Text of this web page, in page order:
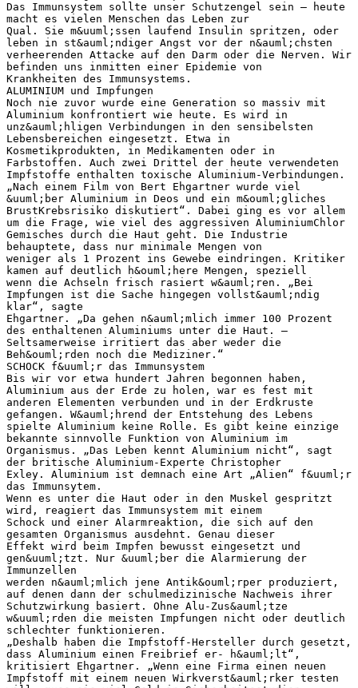
Das Immunsystem sollte unser Schutzengel sein – heute
macht es vielen Menschen das Leben zur
Qual. Sie m&uuml;ssen laufend Insulin spritzen, oder
leben in st&auml;ndiger Angst vor der n&auml;chsten
verheerenden Attacke auf den Darm oder die Nerven. Wir
befinden uns inmitten einer Epidemie von
Krankheiten des Immunsystems.
ALUMINIUM und Impfungen
Noch nie zuvor wurde eine Generation so massiv mit
Aluminium konfrontiert wie heute. Es wird in
unz&auml;hligen Verbindungen in den sensibelsten
Lebensbereichen eingesetzt. Etwa in
Kosmetikprodukten, in Medikamenten oder in
Farbstoffen. Auch zwei Drittel der heute verwendeten
Impfstoffe enthalten toxische Aluminium-Verbindungen.
„Nach einem Film von Bert Ehgartner wurde viel
&uuml;ber Aluminium in Deos und ein m&ouml;gliches
BrustKrebsrisiko diskutiert“. Dabei ging es vor allem
um die Frage, wie viel des aggressiven AluminiumChlor
Gemisches durch die Haut geht. Die Industrie
behauptete, dass nur minimale Mengen von
weniger als 1 Prozent ins Gewebe eindringen. Kritiker
kamen auf deutlich h&ouml;here Mengen, speziell
wenn die Achseln frisch rasiert w&auml;ren. „Bei
Impfungen ist die Sache hingegen vollst&auml;ndig
klar“, sagte
Ehgartner. „Da gehen n&auml;mlich immer 100 Prozent
des enthaltenen Aluminiums unter die Haut. –
Seltsamerweise irritiert das aber weder die
Beh&ouml;rden noch die Mediziner.“
SCHOCK f&uuml;r das Immunsystem
Bis wir vor etwa hundert Jahren begonnen haben,
Aluminium aus der Erde zu holen, war es fest mit
anderen Elementen verbunden und in der Erdkruste
gefangen. W&auml;hrend der Entstehung des Lebens
spielte Aluminium keine Rolle. Es gibt keine einzige
bekannte sinnvolle Funktion von Aluminium im
Organismus. „Das Leben kennt Aluminium nicht“, sagt
der britische Aluminium-Experte Christopher
Exley. Aluminium ist demnach eine Art „Alien“ f&uuml;r
das Immunsytem.
Wenn es unter die Haut oder in den Muskel gespritzt
wird, reagiert das Immunsystem mit einem
Schock und einer Alarmreaktion, die sich auf den
gesamten Organismus ausdehnt. Genau dieser
Effekt wird beim Impfen bewusst eingesetzt und
gen&uuml;tzt. Nur &uuml;ber die Alarmierung der
Immunzellen
werden n&auml;mlich jene Antik&ouml;rper produziert,
auf denen dann der schulmedizinische Nachweis ihrer
Schutzwirkung basiert. Ohne Alu-Zus&auml;tze
w&uuml;rden die meisten Impfungen nicht oder deutlich
schlechter funktionieren.
„Deshalb haben die Impfstoff-Hersteller durch gesetzt,
dass Aluminium einen Freibrief er- h&auml;lt“,
kritisiert Ehgartner. „Wenn eine Firma einen neuen
Impfstoff mit einem neuen Wirkverst&auml;rker testen